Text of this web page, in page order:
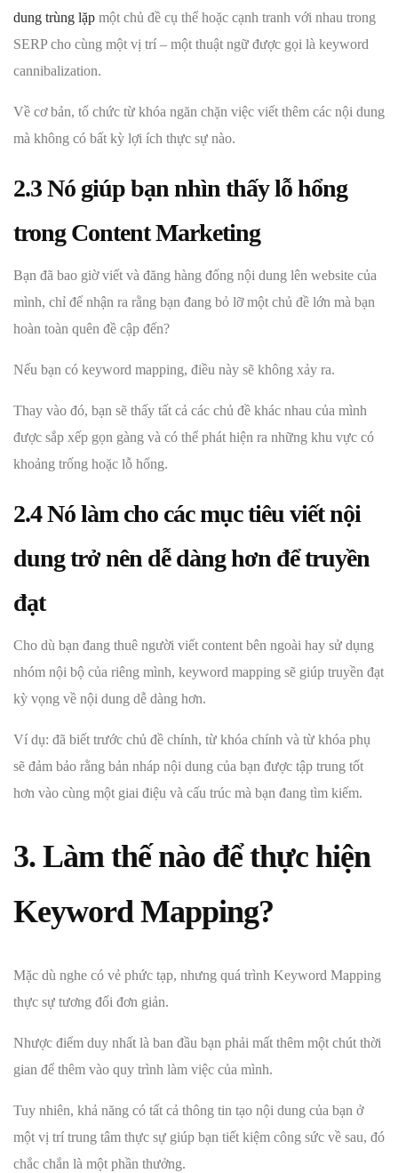
dung trùng lặp một chủ đề cụ thể hoặc cạnh tranh với nhau trong
SERP cho cùng một vị trí – một thuật ngữ được gọi là keyword
cannibalization.
Về cơ bản, tổ chức từ khóa ngăn chặn việc viết thêm các nội dung
mà không có bất kỳ lợi ích thực sự nào.
2.3 Nó giúp bạn nhìn thấy lỗ hổng
trong Content Marketing
Bạn đã bao giờ viết và đăng hàng đống nội dung lên website của
mình, chỉ để nhận ra rằng bạn đang bỏ lỡ một chủ đề lớn mà bạn
hoàn toàn quên đề cập đến?
Nếu bạn có keyword mapping, điều này sẽ không xảy ra.
Thay vào đó, bạn sẽ thấy tất cả các chủ đề khác nhau của mình
được sắp xếp gọn gàng và có thể phát hiện ra những khu vực có
khoảng trống hoặc lỗ hổng.
2.4 Nó làm cho các mục tiêu viết nội
dung trở nên dễ dàng hơn để truyền
đạt
Cho dù bạn đang thuê người viết content bên ngoài hay sử dụng
nhóm nội bộ của riêng mình, keyword mapping sẽ giúp truyền đạt
kỳ vọng về nội dung dễ dàng hơn.
Ví dụ: đã biết trước chủ đề chính, từ khóa chính và từ khóa phụ
sẽ đảm bảo rằng bản nháp nội dung của bạn được tập trung tốt
hơn vào cùng một giai điệu và cấu trúc mà bạn đang tìm kiếm.
3. Làm thế nào để thực hiện
Keyword Mapping?
Mặc dù nghe có vẻ phức tạp, nhưng quá trình Keyword Mapping
thực sự tương đối đơn giản.
Nhược điểm duy nhất là ban đầu bạn phải mất thêm một chút thời
gian để thêm vào quy trình làm việc của mình.
Tuy nhiên, khả năng có tất cả thông tin tạo nội dung của bạn ở
một vị trí trung tâm thực sự giúp bạn tiết kiệm công sức về sau, đó
chắc chắn là một phần thưởng.